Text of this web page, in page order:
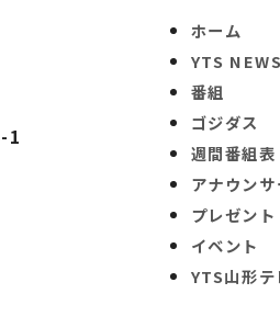
1
ホーム
YTS NEWS
番組
ゴジダス
週間番組表
アナウンサ
プレゼント
イベント
YTS山形